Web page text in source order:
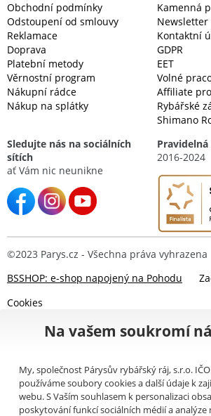
Obchodní podmínky
Odstoupení od smlouvy
Reklamace
Doprava
Platební metody
Věrnostní program
Nákupní rádce
Nákup na splátky
Kamenná
Newsletter
Kontaktní
GDPR
EET
Volné
Affiliate
Rybářské
Shimano
Sledujte nás na sociálních
sítích
ať Vám nic neunikne
2016-2024
©2023 Parys.cz - Všechna práva vyhrazena
BSSHOP: e-shop napojený na Pohodu
Cookies
Na vašem soukromí
My, společnost Párysův rybářský ráj, s.r.o.
používáme soubory cookies a další údaje k
webu. S Vaším souhlasem k personalizaci
poskytování funkcí sociálních médií a analýze